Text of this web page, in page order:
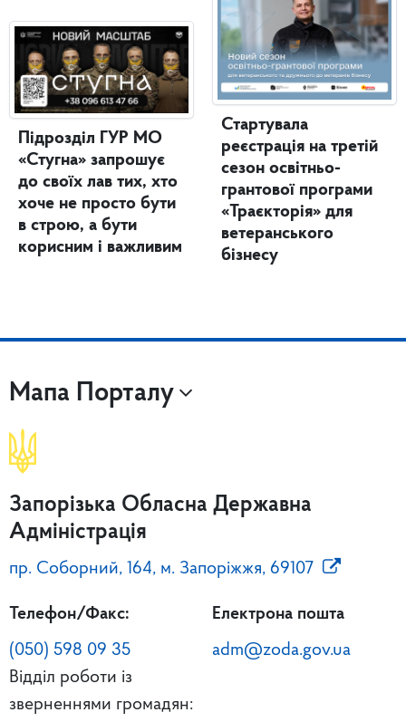
Підрозділ ГУР МО
«Стугна» запрошує
до своїх лав тих, хто
хоче не просто бути
в строю, а бути
корисним і важливим
Стартувала
реєстрація на третій
сезон освітньо-
грантової програми
«Траєкторія» для
ветеранського
бізнесу
Мапа Порталу
Запорізька Обласна Державна
Адміністрація
пр. Соборний, 164, м. Запоріжжя, 69107
Телефон/Факс:
(050) 598 09 35
Відділ роботи із
зверненнями громадян:
Електрона пошта
adm@zoda.gov.ua